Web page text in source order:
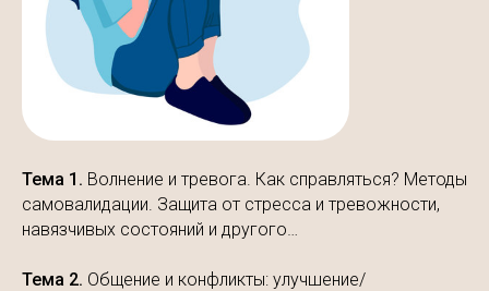
Тема 1. Волнение и тревога. Как справляться? Методы
самовалидации. Защита от стресса и тревожности,
навязчивых состояний и другого…
Тема 2. Общение и конфликты: улучшение/